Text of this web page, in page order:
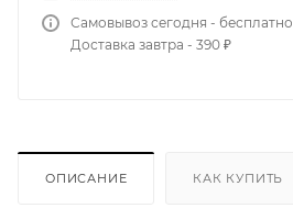
Самовывоз сегодня - бесплатно
Доставка завтра - 390 ₽
ОПИСАНИЕ КАК КУПИТЬ